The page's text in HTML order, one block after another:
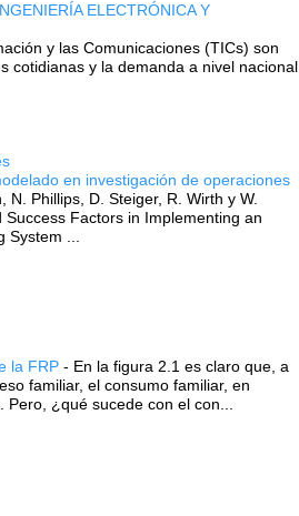
ELECTRÓNICA Y
y las Comunicaciones (TICs) son
cotidianas y la demanda a nivel nacional
en investigación de operaciones
N. Phillips, D. Steiger, R. Wirth y W.
Success Factors in Implementing an
...
la FRP - En la figura 2.1 es claro que, a
familiar, el consumo familiar, en
Pero, ¿qué sucede con el con...